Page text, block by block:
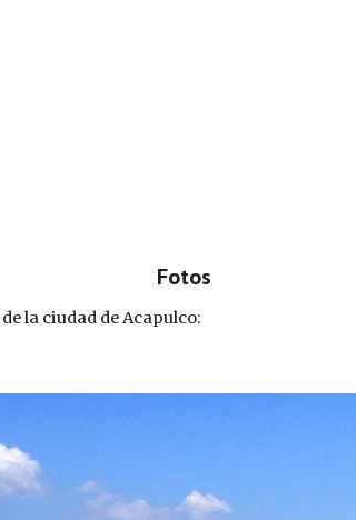
Fotos
la ciudad de Acapulco: